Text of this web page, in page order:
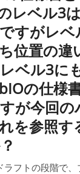
レベル3
すがレ
位置の違
ベル3に
の仕様
が今回
を参照す
ラフトの段階で